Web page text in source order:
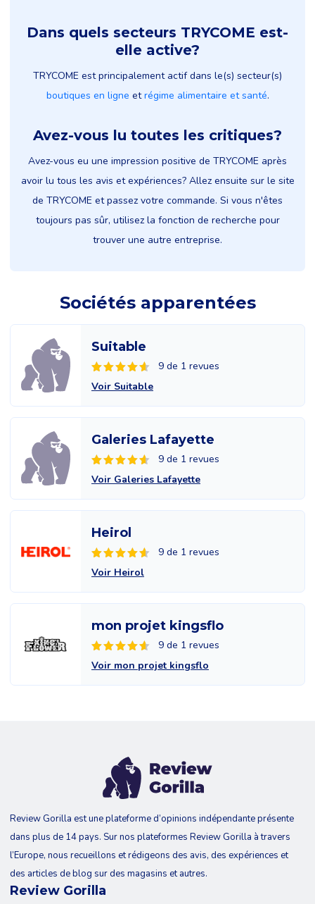
Dans quels secteurs TRYCOME est-
elle active?
TRYCOME est principalement actif dans le(s) secteur(s)
boutiques en ligne etrégime alimentaire et santé.
Avez-vous lu toutes les critiques?
Avez-vous eu une impression positive de TRYCOME après
avoir lu tous les avis et expériences? Allez ensuite sur le site
de TRYCOME et passez votre commande. Si vous n'êtes
toujours pas sûr, utilisez la fonction de recherche pour
trouver une autre entreprise.
Sociétés apparentées
Suitable
9 de 1 revues
Voir Suitable
Galeries Lafayette
9 de 1 revues
Voir Galeries Lafayette
Heirol
9 de 1 revues
Voir Heirol
mon projet kingsflo
9 de 1 revues
Voir mon projet kingsflo
Review Gorilla est une plateforme d’opinions indépendante présente
dans plus de 14 pays. Sur nos plateformes Review Gorilla à travers
l’Europe, nous recueillons et rédigeons des avis, des expériences et
des articles de blog sur des magasins et autres.
Review Gorilla